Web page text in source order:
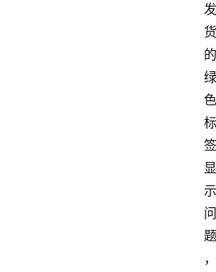
发
货
的
绿
色
标
签
显
示
问
题
，